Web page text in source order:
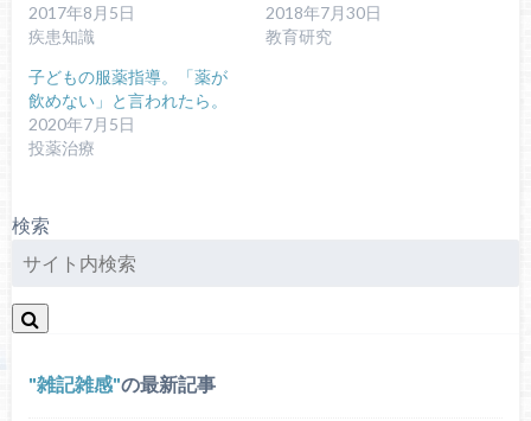
2017年8月5日
疾患知識
2018年7月30日
教育研究
子どもの服薬指導。「薬が
飲めない」と言われたら。
2020年7月5日
投薬治療
検索
雑記雑感 の最新記事